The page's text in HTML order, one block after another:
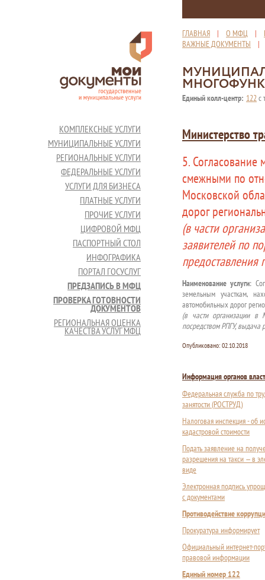
ГЛАВНАЯ | О МФЦ |
ВАЖНЫЕ ДОКУМЕНТЫ
Единый колл-центр: 122с
КОМПЛЕКСНЫЕ УСЛУГИ
МУНИЦИПАЛЬНЫЕ УСЛУГИ
РЕГИОНАЛЬНЫЕ УСЛУГИ
ФЕДЕРАЛЬНЫЕ УСЛУГИ
УСЛУГИ ДЛЯ БИЗНЕСА
ПЛАТНЫЕ УСЛУГИ
ПРОЧИЕ УСЛУГИ
ЦИФРОВОЙ МФЦ
ПАСПОРТНЫЙ СТОЛ
ИНФОГРАФИКА
ПОРТАЛ ГОСУСЛУГ
ПРЕДЗАПИСЬ В МФЦ
ПРОВЕРКА ГОТОВНОСТИ
ДОКУМЕНТОВ
РЕГИОНАЛЬНАЯ ОЦЕНКА
КАЧЕСТВА УСЛУГ МФЦ
Министерство
5. Согласование
смежными по
Московской
дорог
(в части
заявителей по
предоставления
Наименование услуги:
земельным участкам,
автомобильных дорог
(в части организации в
посредством РПГУ, выдача
Опубликовано: 02.10.2018
Информация органов
Федеральная служба по
занятости (РОСТРУД)
Налоговая инспекция - об
кадастровой стоимости
Подать заявление на
разрешения на такси — в
виде
Электронная подпись
с документами
Противодействие
Прокуратура информирует
Официальный интернет-
правовой информации
Единый номер 122